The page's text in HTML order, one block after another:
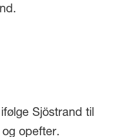
Sjöstrand til
opefter.